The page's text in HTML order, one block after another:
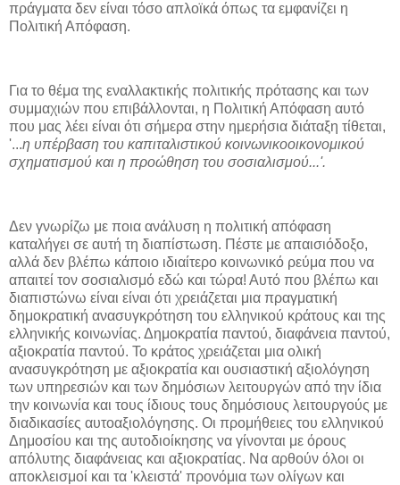
πράγματα δεν είναι τόσο απλοϊκά όπως τα εμφανίζει η
Πολιτική Απόφαση.
Για το θέμα της εναλλακτικής πολιτικής πρότασης και των
συμμαχιών που επιβάλλονται, η Πολιτική Απόφαση αυτό
που μας λέει είναι ότι σήμερα στην ημερήσια διάταξη τίθεται,
'...η υπέρβαση του καπιταλιστικού κοινωνικοοικονομικού
σχηματισμού και η προώθηση του σοσιαλισμού...'.
Δεν γνωρίζω με ποια ανάλυση η πολιτική απόφαση
καταλήγει σε αυτή τη διαπίστωση. Πέστε με απαισιόδοξο,
αλλά δεν βλέπω κάποιο ιδιαίτερο κοινωνικό ρεύμα που να
απαιτεί τον σοσιαλισμό εδώ και τώρα! Αυτό που βλέπω και
διαπιστώνω είναι είναι ότι χρειάζεται μια πραγματική
δημοκρατική ανασυγκρότηση του ελληνικού κράτους και της
ελληνικής κοινωνίας. Δημοκρατία παντού, διαφάνεια παντού,
αξιοκρατία παντού. Το κράτος χρειάζεται μια ολική
ανασυγκρότηση με αξιοκρατία και ουσιαστική αξιολόγηση
των υπηρεσιών και των δημόσιων λειτουργών από την ίδια
την κοινωνία και τους ίδιους τους δημόσιους λειτουργούς με
διαδικασίες αυτοαξιολόγησης. Οι προμήθειες του ελληνικού
Δημοσίου και της αυτοδιοίκησης να γίνονται με όρους
απόλυτης διαφάνειας και αξιοκρατίας. Να αρθούν όλοι οι
αποκλεισμοί και τα 'κλειστά' προνόμια των ολίγων και